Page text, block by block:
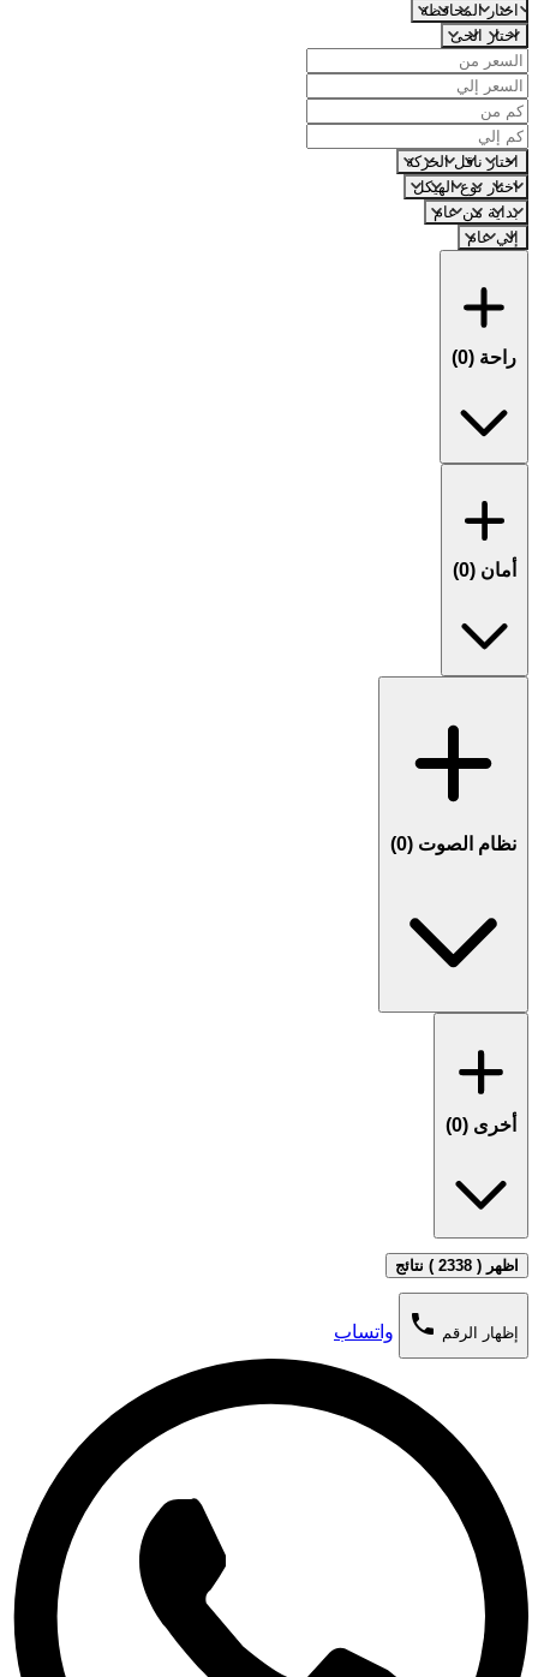
اختار المحافظة
اختار الحى
اختار ناقل الحركة
اختار نوع الهيكل
بداية من عام
إلي عام
راحة (0
)
أمان (0
)
نظام الصوت (0
)
أخرى (0
)
اظهر ( 2338 ) نتائج
إظهار الرقم phone واتساب